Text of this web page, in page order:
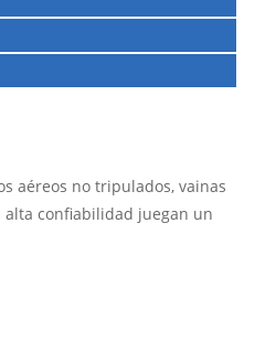
aéreos no tripulados, vainas
alta confiabilidad juegan un